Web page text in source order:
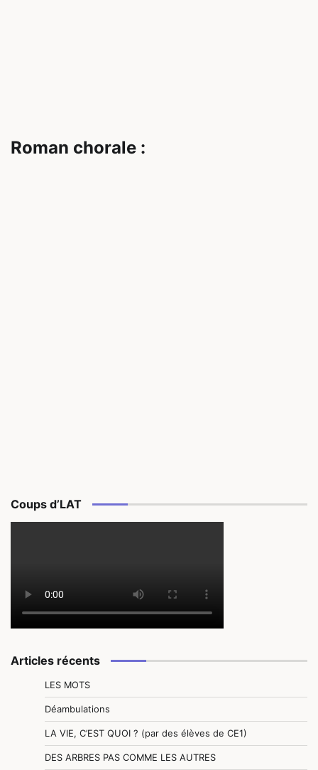
Roman chorale :
Coups d’LAT
Articles récents
LES MOTS
Déambulations
LA VIE, C’EST QUOI ? (par des élèves de CE1)
DES ARBRES PAS COMME LES AUTRES